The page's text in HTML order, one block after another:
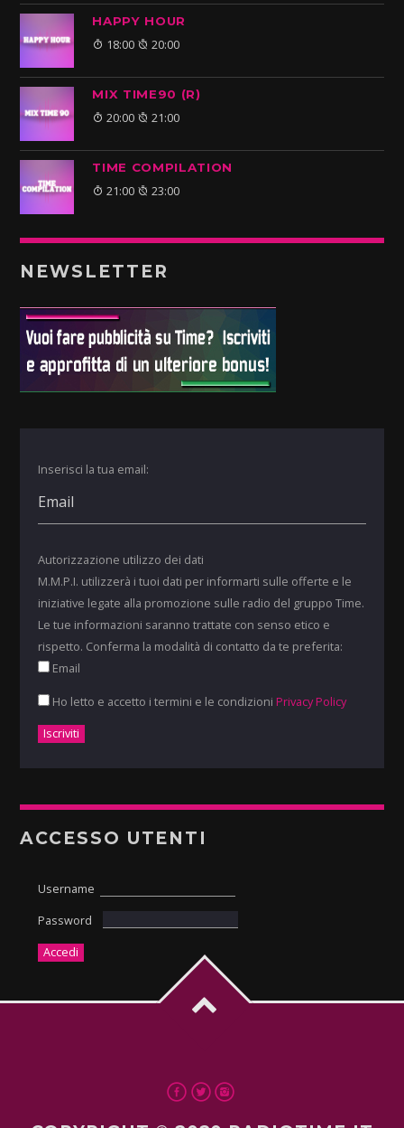
HAPPY HOUR
18:00 20:00
MIX TIME90 (R)
20:00 21:00
TIME COMPILATION
21:00 23:00
NEWSLETTER
Inserisci la tua email:
Autorizzazione utilizzo dei dati
M.M.P.I. utilizzerà i tuoi dati per informarti sulle offerte e le
iniziative legate alla promozione sulle radio del gruppo Time.
Le tue informazioni saranno trattate con senso etico e
rispetto. Conferma la modalità di contatto da te preferita:
Email
Ho letto e accetto i termini e le condizioni Privacy Policy
ACCESSO UTENTI
Username
Password